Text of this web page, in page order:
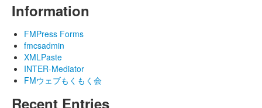
Information
FMPress Forms
fmcsadmin
XMLPaste
INTER-Mediator
FMウェブもくもく会
Recent Entries